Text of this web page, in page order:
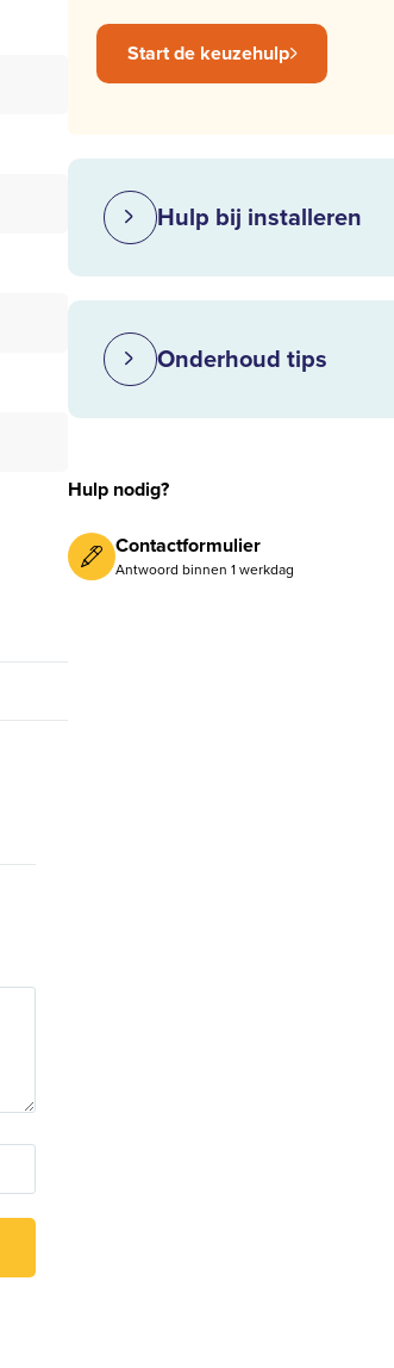
Start de keuzehulp
Hulp bij installeren
Onderhoud tips
Hulp nodig?
Contactformulier
Antwoord binnen 1 werkdag